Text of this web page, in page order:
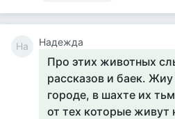
На Надежда
Про этих животных
рассказов и баек.
городе, в шахте их
от тех которые живут